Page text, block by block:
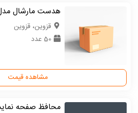
هدست مارشال
قزوین، قزوین
50 عدد
مشاهده قیمت
محافظ صفحه